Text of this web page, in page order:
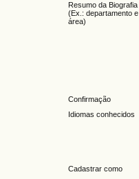
Resumo da Biografia
(Ex.: departamento e
área)
Confirmação
Idiomas conhecidos
Cadastrar como